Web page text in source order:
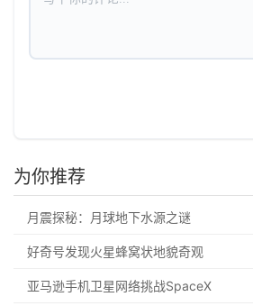
为你推荐
月震探秘：月球地下水源之谜
好奇号发现火星蜂窝状地貌奇观
亚马逊手机卫星网络挑战SpaceX